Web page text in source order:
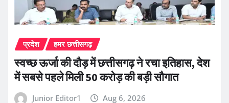
प्रदेश हमर छत्तीसगढ़
स्वच्छ ऊर्जा की दौड़ में छत्तीसगढ़ ने रचा इतिहास, देश
में सबसे पहले मिली 50 करोड़ की बड़ी सौगात
Junior Editor1 Aug 6, 2026